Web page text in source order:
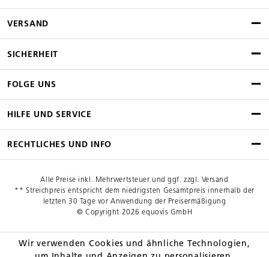
VERSAND
SICHERHEIT
FOLGE UNS
HILFE UND SERVICE
RECHTLICHES UND INFO
Alle Preise inkl. Mehrwertsteuer und ggf. zzgl. Versand
** Streichpreis entspricht dem niedrigsten Gesamtpreis innerhalb der
letzten 30 Tage vor Anwendung der Preisermäßigung
© Copyright 2026 equovis GmbH
Wir verwenden Cookies und ähnliche Technologien,